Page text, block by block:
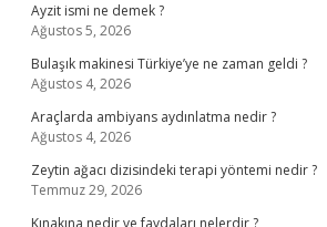
Ayzit ismi ne demek ?
Ağustos 5, 2026
Bulaşık makinesi Türkiye’ye ne zaman geldi ?
Ağustos 4, 2026
Araçlarda ambiyans aydınlatma nedir ?
Ağustos 4, 2026
Zeytin ağacı dizisindeki terapi yöntemi nedir ?
Temmuz 29, 2026
Kınakına nedir ve faydaları nelerdir ?